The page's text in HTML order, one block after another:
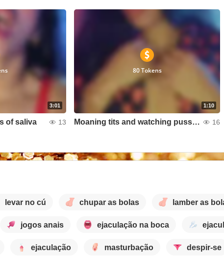
3:01
of saliva 13
1:10
80 Tokens
Moaning tits and watching pussy rubbing 16
levar no cú chupar as bolas lamber as
jogos anais ejaculação na boca
ejaculação masturbação despir-se